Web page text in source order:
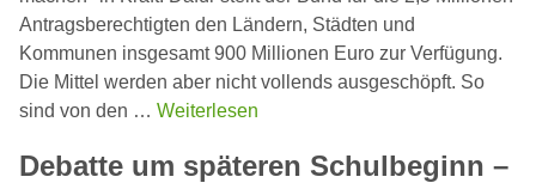
Antragsberechtigten den Ländern, Städten und
Kommunen insgesamt 900 Millionen Euro zur Verfügung.
Die Mittel werden aber nicht vollends ausgeschöpft. So
sind von den … Weiterlesen
Debatte um späteren Schulbeginn –